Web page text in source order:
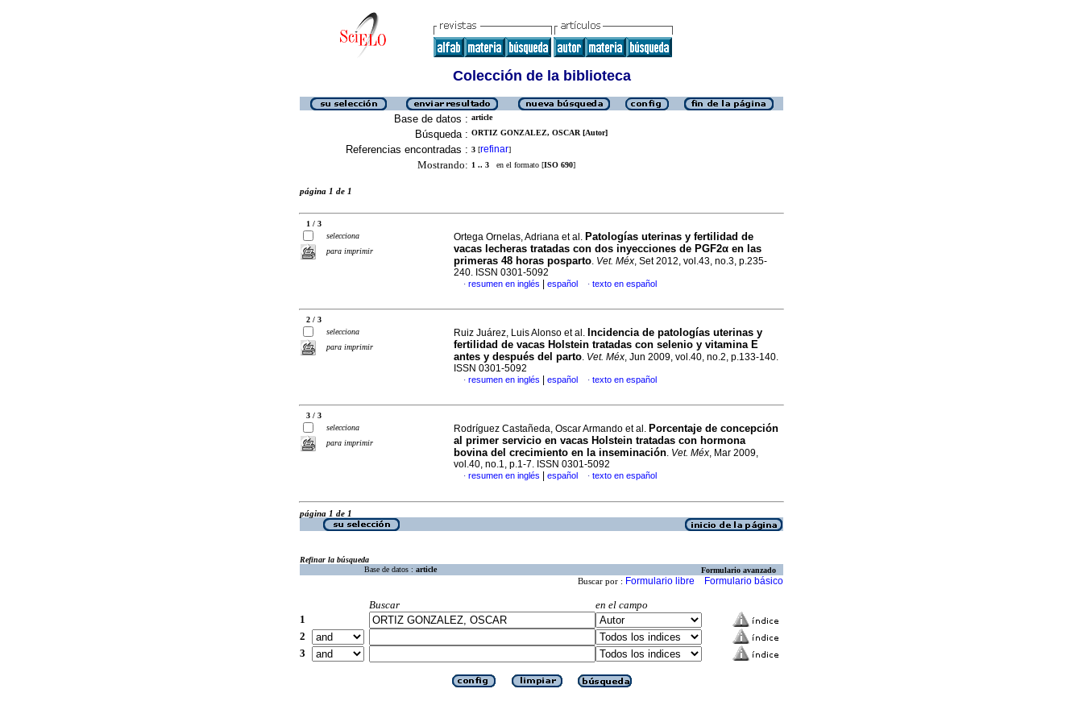
Colección de la biblioteca
Base de datos : article
Búsqueda : ORTIZ GONZALEZ, OSCAR [Autor]
Referencias encontradas : 3 [refinar]
Mostrando: 1 .. 3 en el formato [ISO 690]
página 1 de 1
1 / 3
selecciona
para imprimir
Ortega Ornelas, Adriana et al. Patologías uterinas y fertilidad de
vacas lecheras tratadas con dos inyecciones de PGF2α en las
primeras 48 horas posparto. Vet. Méx, Set 2012, vol.43, no.3, p.235-
240. ISSN 0301-5092
· resumen en inglés español · texto en español
2 / 3
selecciona
para imprimir
Ruiz Juárez, Luis Alonso et al. Incidencia de patologías uterinas y
fertilidad de vacas Holstein tratadas con selenio y vitamina E
antes y después del parto. Vet. Méx, Jun 2009, vol.40, no.2, p.133-140.
ISSN 0301-5092
· resumen en inglés español · texto en español
3 / 3
selecciona
para imprimir
Rodríguez Castañeda, Oscar Armando et al. Porcentaje de concepción
al primer servicio en vacas Holstein tratadas con hormona
bovina del crecimiento en la inseminación. Vet. Méx, Mar 2009,
vol.40, no.1, p.1-7. ISSN 0301-5092
· resumen en inglés español · texto en español
página 1 de 1
Refinar la búsqueda
Base de datos : article Formulario avanzado
Buscar por : Formulario libre Formulario básico
Buscar
en el campo
1
2
3